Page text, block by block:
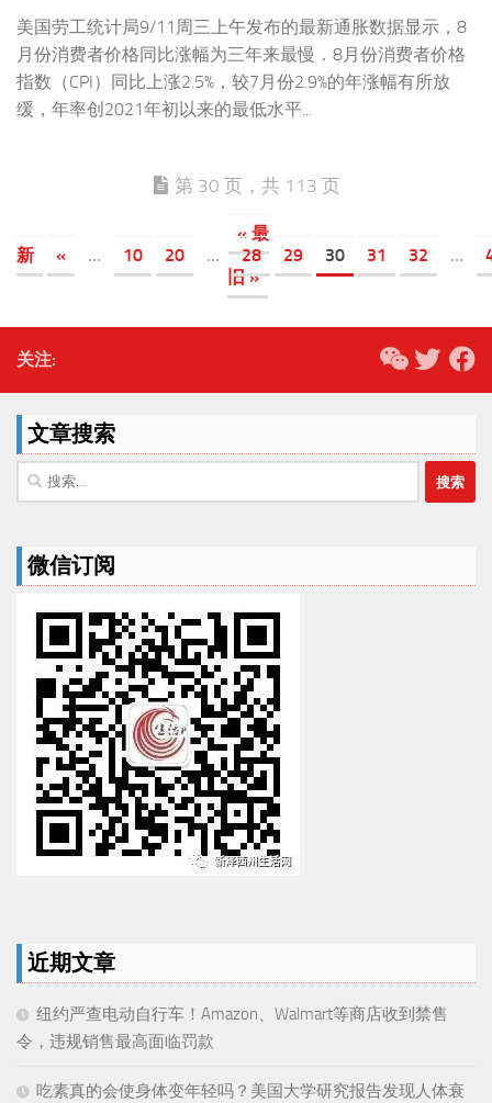
美国劳工统计局9/11周三上午发布的最新通胀数据显示，8
月份消费者价格同比涨幅为三年来最慢．8月份消费者价格
指数（CPI）同比上涨2.5%，较7月份2.9%的年涨幅有所放
缓，年率创2021年初以来的最低水平...
第 30 页，共 113 页
« 最
新
« ... 10 20 ... 28 29 30 31 32 ...
旧 »
关注:
文章搜索
搜
索：
微信订阅
近期文章
纽约严查电动自行车！Amazon、Walmart等商店收到禁售
令，违规销售最高面临罚款
吃素真的会使身体变年轻吗？美国大学研究报告发现人体衰